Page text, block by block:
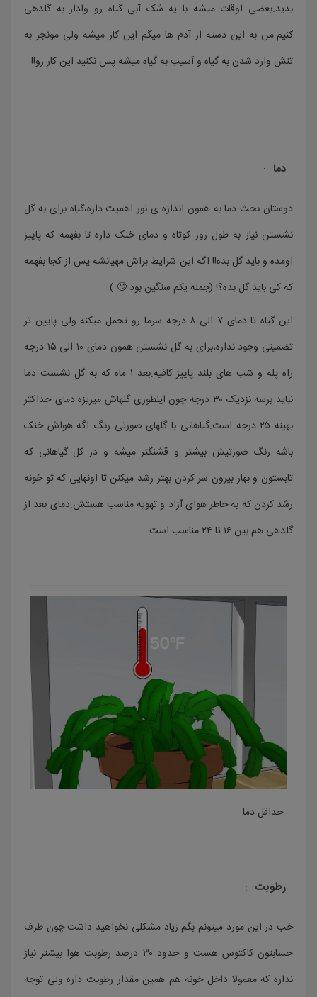
بدید.بعضی اوقات میشه با یه شک آبی گیاه رو وادار به گلدهی
کنیم.من به این دسته از آدم ها میگم این کار میشه ولی مونجر به
تنش وارد شدن به گیاه و آسیب به گیاه میشه پس نکنید این کار رو!!
دما :
دوستان بحث دما به همون اندازه ی نور اهمیت داره،گیاه برای به گل
نشستن نیاز به طول روز کوتاه و دمای خنک داره تا بفهمه که پاییز
اومده و باید گل بده!! اگه این شرایط براش مهیانشه پس از کجا بفهمه
که کی باید گل بده؟! (جمله یکم سنگین بود 🙄 )
این گیاه تا دمای ۷ الی ۸ درجه سرما رو تحمل میکنه ولی پایین تر
تضمینی وجود نداره،برای به گل نشستن همون دمای ۱۰ الی ۱۵ درجه
راه پله و شب های بلند پاییز کافیه.بعد ۱ ماه که به گل نشست دما
نباید برسه نزدیک ۳۰ درجه چون اینطوری گلهاش میریزه دمای حداکثر
بهینه ۲۵ درجه است.گیاهانی با گلهای صورتی رنگ اگه هواش خنک
باشه رنگ صورتیش بیشتر و قشنگتر میشه و در کل گیاهانی که
تابستون و بهار بیرون سر کردن بهتر رشد میکنن تا اونهایی که تو خونه
رشد کردن که به خاطر هوای آزاد و تهویه مناسب هستش.دمای بعد از
گلدهی هم بین ۱۶ تا ۲۴ مناسب است
حداقل دما
رطوبت :
خب در این مورد میتونم بگم زیاد مشکلی نخواهید داشت چون طرف
حسابتون کاکتوس هست و حدود ۳۰ درصد رطوبت هوا بیشتر نیاز
نداره که معمولا داخل خونه هم همین مقدار رطوبت داره ولی توجه